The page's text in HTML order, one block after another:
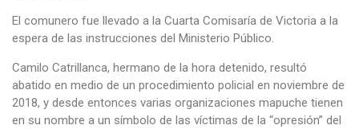
El comunero fue llevado a la Cuarta Comisaría de Victoria a la
espera de las instrucciones del Ministerio Público.
Camilo Catrillanca, hermano de la hora detenido, resultó
abatido en medio de un procedimiento policial en noviembre de
2018, y desde entonces varias organizaciones mapuche tienen
en su nombre a un símbolo de las víctimas de la “opresión” del